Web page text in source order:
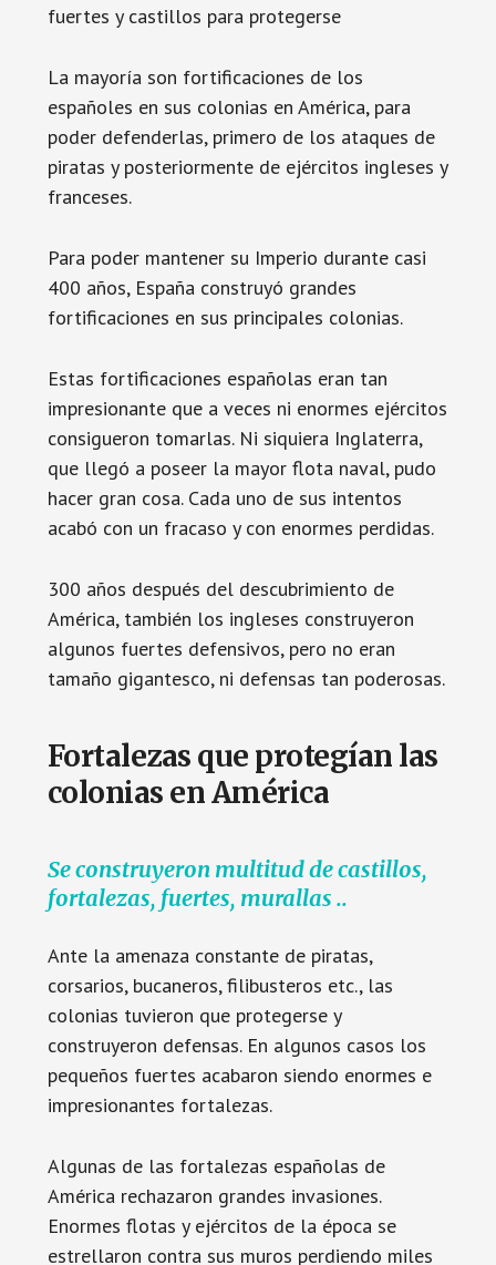
fuertes y castillos para protegerse
La mayoría son fortificaciones de los
españoles en sus colonias en América, para
poder defenderlas, primero de los ataques de
piratas y posteriormente de ejércitos ingleses y
franceses.
Para poder mantener su Imperio durante casi
400 años, España construyó grandes
fortificaciones en sus principales colonias.
Estas fortificaciones españolas eran tan
impresionante que a veces ni enormes ejércitos
consigueron tomarlas. Ni siquiera Inglaterra,
que llegó a poseer la mayor flota naval, pudo
hacer gran cosa. Cada uno de sus intentos
acabó con un fracaso y con enormes perdidas.
300 años después del descubrimiento de
América, también los ingleses construyeron
algunos fuertes defensivos, pero no eran
tamaño gigantesco, ni defensas tan poderosas.
Fortalezas que protegían las
colonias en América
Se construyeron multitud de castillos,
fortalezas, fuertes, murallas ..
Ante la amenaza constante de piratas,
corsarios, bucaneros, filibusteros etc., las
colonias tuvieron que protegerse y
construyeron defensas. En algunos casos los
pequeños fuertes acabaron siendo enormes e
impresionantes fortalezas.
Algunas de las fortalezas españolas de
América rechazaron grandes invasiones.
Enormes flotas y ejércitos de la época se
estrellaron contra sus muros perdiendo miles